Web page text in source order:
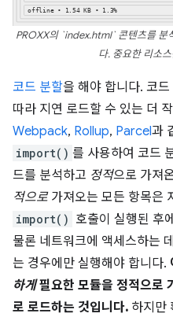
PROXX의 `index.html` 콘텐츠를 분
다. 중요한 리소
코드 분할을 해야 합니다. 코
따라 지연 로드할 수 있는 더
Webpack, Rollup, Parcel과
import() 를 사용하여 코드
드를 분석하고 정적으로 가져
적으로가져오는 모든 항목은
import() 호출이 실행된 후
물론 네트워크에 액세스하는
는 경우에만 실행해야 합니다.
하게필요한 모듈을 정적으로
로 로드하는 것입니다. 하지만